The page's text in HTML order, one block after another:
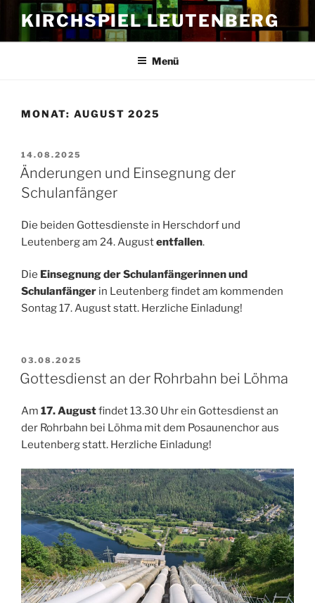
Zum
Inhalt
springen
KIRCHSPIEL LEUTENBERG
Menü
MONAT: AUGUST 2025
VERÖFFENTLICHT
AM
14.08.2025
Änderungen und Einsegnung der
Schulanfänger
Die beiden Gottesdienste in Herschdorf und
Leutenberg am 24. Augustentfallen.
Die Einsegnung der Schulanfängerinnen und
Schulanfänger in Leutenberg findet am kommenden
Sontag 17. August statt. Herzliche Einladung!
VERÖFFENTLICHT
AM
03.08.2025
Gottesdienst an der Rohrbahn bei Löhma
Am 17. Augustfindet 13.30 Uhr ein Gottesdienst an
der Rohrbahn bei Löhma mit dem Posaunenchor aus
Leutenberg statt. Herzliche Einladung!